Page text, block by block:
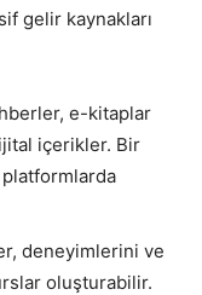
gelir kaynakları
e-kitaplar
içerikler. Bir
deneyimlerini ve
oluşturabilir.